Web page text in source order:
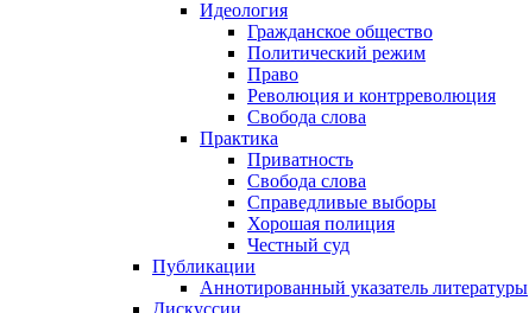
Идеология
Гражданское общество
Политический режим
Право
Революция и контрреволюция
Свобода слова
Практика
Приватность
Свобода слова
Справедливые выборы
Хорошая полиция
Честный суд
Публикации
Аннотированный указатель литературы